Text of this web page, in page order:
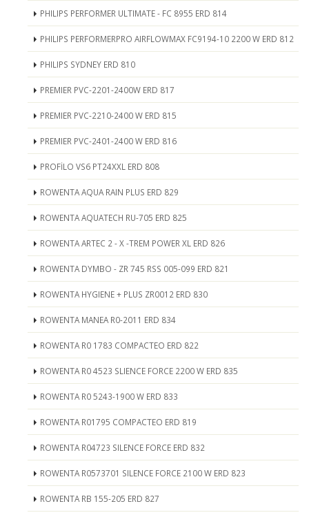
PHILIPS PERFORMER ULTIMATE - FC 8955 ERD 814
PHILIPS PERFORMERPRO AIRFLOWMAX FC9194-10 2200 W ERD 812
PHILIPS SYDNEY ERD 810
PREMIER PVC-2201-2400W ERD 817
PREMIER PVC-2210-2400 W ERD 815
PREMIER PVC-2401-2400 W ERD 816
PROFİLO VS6 PT24XXL ERD 808
ROWENTA AQUA RAIN PLUS ERD 829
ROWENTA AQUATECH RU-705 ERD 825
ROWENTA ARTEC 2 - X -TREM POWER XL ERD 826
ROWENTA DYMBO - ZR 745 RSS 005-099 ERD 821
ROWENTA HYGIENE + PLUS ZR0012 ERD 830
ROWENTA MANEA R0-2011 ERD 834
ROWENTA R0 1783 COMPACTEO ERD 822
ROWENTA R0 4523 SLIENCE FORCE 2200 W ERD 835
ROWENTA R0 5243-1900 W ERD 833
ROWENTA R01795 COMPACTEO ERD 819
ROWENTA R04723 SILENCE FORCE ERD 832
ROWENTA R0573701 SILENCE FORCE 2100 W ERD 823
ROWENTA RB 155-205 ERD 827